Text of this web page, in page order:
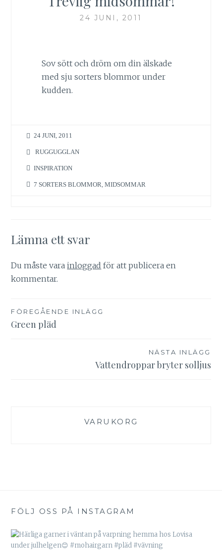
24 JUNI, 2011
Sov sött och dröm om din älskade
med sju sorters blommor under
kudden.
24 JUNI, 2011
RUGGUGGLAN
INSPIRATION
7 SORTERS BLOMMOR ,MIDSOMMAR
Lämna ett svar
Du måste varainloggad för att publicera en
kommentar.
Inläggsnavigering
FÖREGÅENDE INLÄGG
Green pläd
NÄSTA INLÄGG
Vattendroppar bryter solljus
VARUKORG
FÖLJ OSS PÅ INSTAGRAM